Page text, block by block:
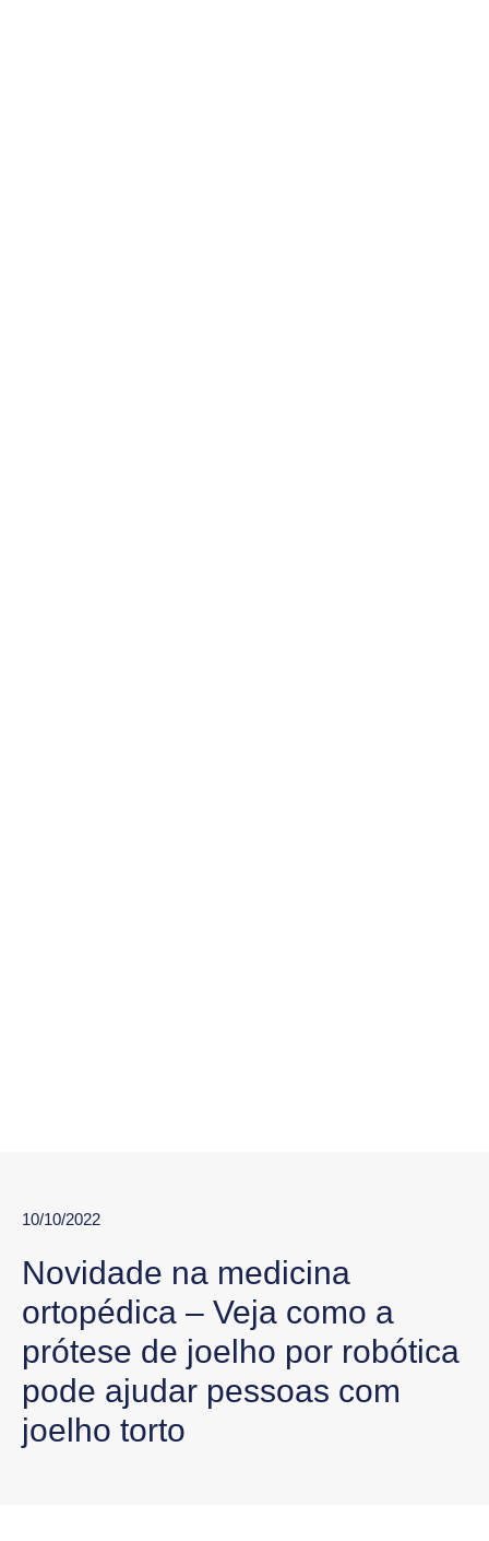
10/10/2022
Novidade na medicina
ortopédica – Veja como a
prótese de joelho por robótica
pode ajudar pessoas com
joelho torto